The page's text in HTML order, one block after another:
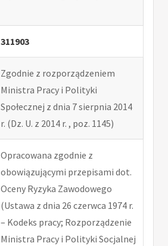
311903
Zgodnie z rozporządzeniem
Ministra Pracy i Polityki
Społecznej z dnia 7 sierpnia 2014
r. (Dz. U. z 2014 r. , poz. 1145)
Opracowana zgodnie z
obowiązującymi przepisami dot.
Oceny Ryzyka Zawodowego
(Ustawa z dnia 26 czerwca 1974 r.
– Kodeks pracy; Rozporządzenie
Ministra Pracy i Polityki Socjalnej